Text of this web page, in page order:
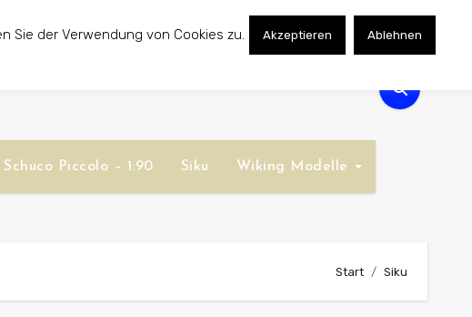
Schuco Piccolo – 1:90 Siku Wiking Modelle
Start Siku
Sie der Verwendung von Cookies zu. Akzeptieren Ablehnen